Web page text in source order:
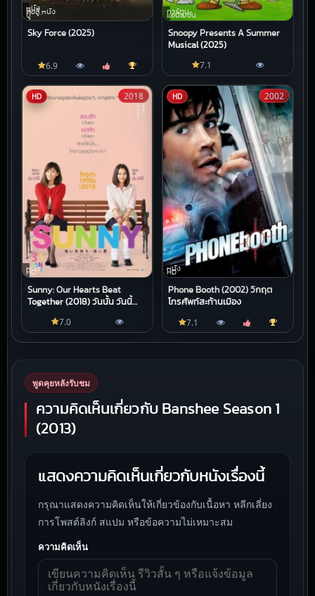
หนัง
ต่อสู้,หนัง
บู๊
Sky Force (2025)
6.9
การ์ตูน
แอนิเมชัน
Snoopy Presents A Summer
Musical (2025)
7.1
HD
หนัง
HD
Sunny: Our Hearts Beat
Together (2018) วันนั้น วันนี้
2018
7.0
HD
หนัง
HD
Phone Booth (2002) วิกฤต
โทรศัพท์สะท้านเมือง
2002
7.1
พูดคุยหลังรับชม
ความคิดเห็นเกี่ยวกับ Banshee Season 1
(2013)
แสดงความคิดเห็นเกี่ยวกับหนังเรื่องนี้
กรุณาแสดงความคิดเห็นให้เกี่ยวข้องกับเนื้อหา หลีกเลี่ยง
การโพสต์ลิงก์ สแปม หรือข้อความไม่เหมาะสม
ความคิดเห็น